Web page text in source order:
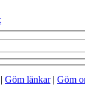
Göm länkar| Göm